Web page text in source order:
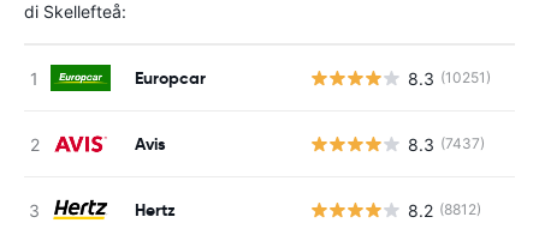
di Skellefteå:
Europcar 8.3 (10251)
Avis 8.3 (7437)
Hertz 8.2 (8812)